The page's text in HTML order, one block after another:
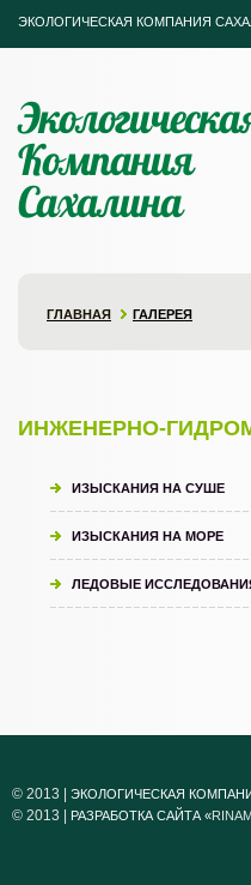
ЭКОЛОГИЧЕСКАЯ КОМПАНИЯ
Компания
Сахалина
ГЛАВНАЯ ГАЛЕРЕЯ
ИЗЫСКАНИЯ НА СУШЕ
ИЗЫСКАНИЯ НА МОРЕ
ЛЕДОВЫЕ
© 2013 | ЭКОЛОГИЧЕСКАЯ
© 2013 | РАЗРАБОТКА САЙТА «